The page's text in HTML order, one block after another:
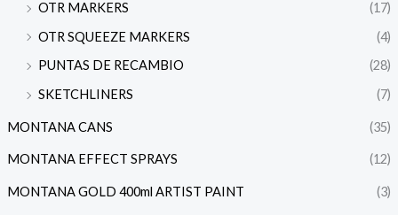
OTR MARKERS
(17)
OTR SQUEEZE MARKERS
(4)
PUNTAS DE RECAMBIO
(28)
SKETCHLINERS
(7)
MONTANA CANS (35)
MONTANA EFFECT SPRAYS (12)
MONTANA GOLD 400ml ARTIST PAINT (3)